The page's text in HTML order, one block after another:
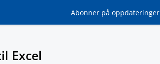
Abonner på oppdateringer
Excel